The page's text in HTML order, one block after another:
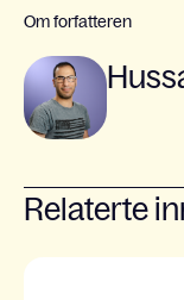
Om forfatteren
Relaterte